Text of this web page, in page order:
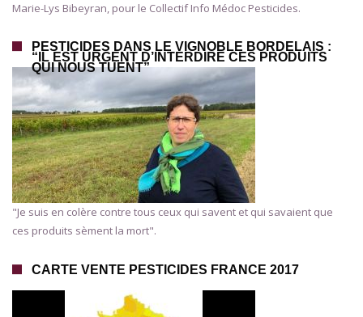
Marie-Lys Bibeyran, pour le Collectif Info Médoc Pesticides.
PESTICIDES DANS LE VIGNOBLE BORDELAIS :
“IL EST URGENT D’INTERDIRE CES PRODUITS
QUI NOUS TUENT”
"Je suis en colère contre tous ceux qui savent et qui savaient que
ces produits sèment la mort".
CARTE VENTE PESTICIDES FRANCE 2017